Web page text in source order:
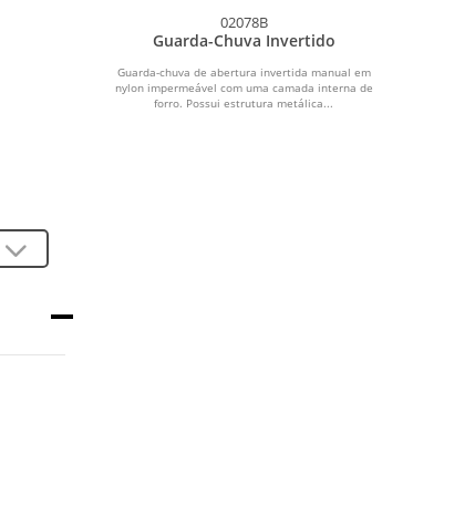
02078B
Guarda-Chuva Invertido
Guarda-chuva de abertura invertida manual em
nylon impermeável com uma camada interna de
forro. Possui estrutura metálica...